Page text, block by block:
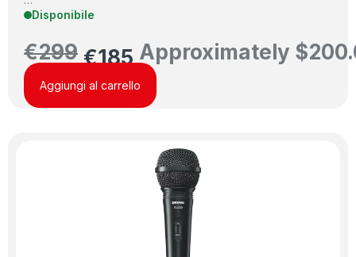
Disponibile
€299 €185 Approximately $
Aggiungi al carrello